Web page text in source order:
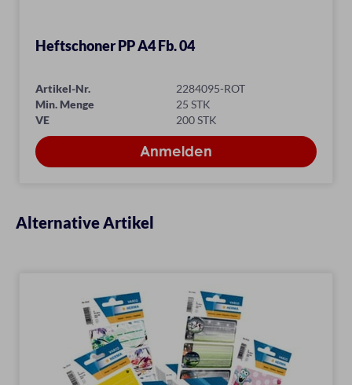
Heftschoner PP A4 Fb. 04
Artikel-Nr.
2284095-ROT
Min. Menge
25 STK
VE
200 STK
Alternative Artikel